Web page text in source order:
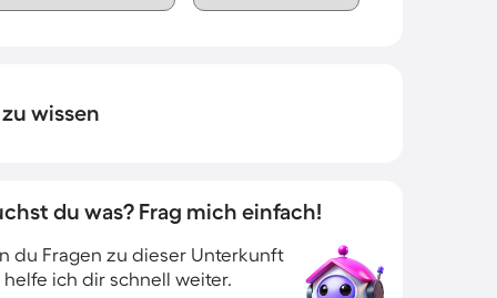
wissen
du was? Frag mich einfach!
du Fragen zu dieser Unterkunft
helfe ich dir schnell weiter.